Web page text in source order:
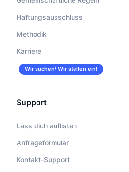
Haftungsausschluss
Methodik
Karriere
Wir suchen/ Wir stellen ein!
Support
Lass dich auflisten
Anfrageformular
Kontakt-Support